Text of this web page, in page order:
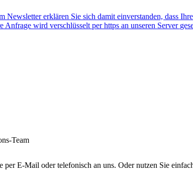
Newsletter erklären Sie sich damit einverstanden, dass
wird verschlüsselt per https an unseren Server
Team
per E-Mail oder telefonisch an uns. Oder nutzen Sie